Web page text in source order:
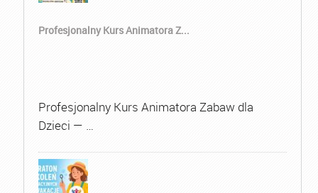
Profesjonalny Kurs Animatora Z...
Profesjonalny Kurs Animatora Zabaw dla
Dzieci — …